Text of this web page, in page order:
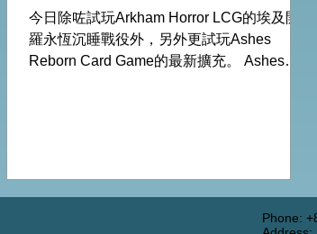
今日除咗試玩Arkham Horror LCG的埃及開
羅永恆沉睡戰役外，另外更試玩Ashes
Reborn Card Game的最新擴充。 Ashes推
Phone: